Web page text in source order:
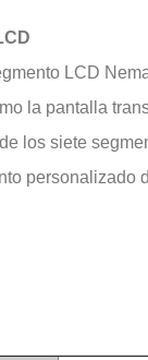
LCD
la pantalla
los siete